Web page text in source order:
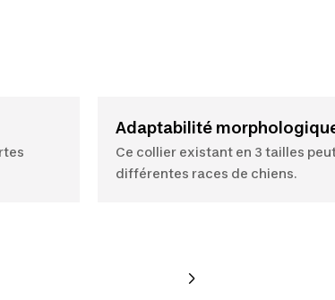
Adaptabilité
Ce collier existant en 3 tailles
différentes races de chiens.